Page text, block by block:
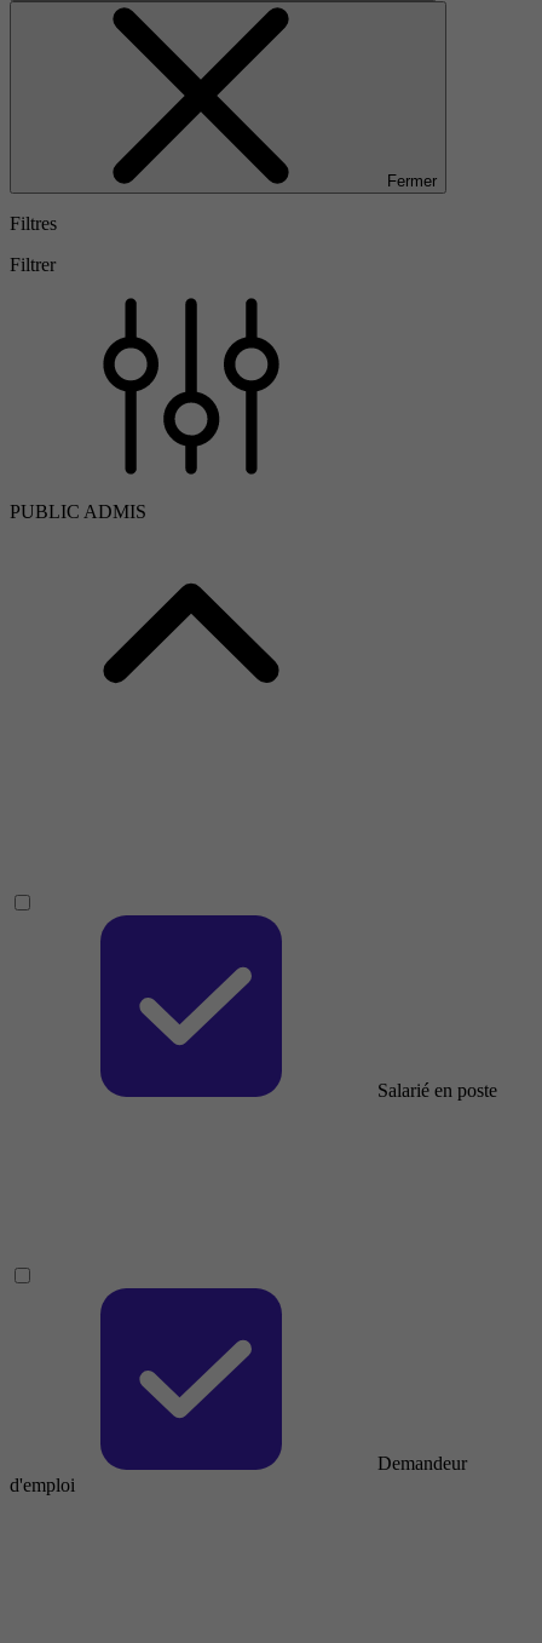
Fermer
Filtres
Filtrer
PUBLIC ADMIS
Salarié en poste
Demandeur
d'emploi